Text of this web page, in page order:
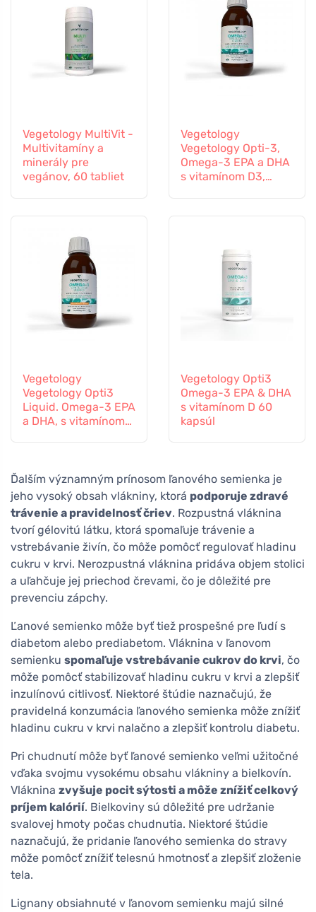
Vegetology MultiVit -
Multivitamíny a
minerály pre
vegánov, 60 tabliet
Vegetology
Vegetology Opti-3,
Omega-3 EPA a DHA
s vitamínom D3,
Vegetology
Vegetology Opti3
Liquid. Omega-3 EPA
a DHA, s vitamínom
Vegetology Opti3
Omega-3 EPA & DHA
s vitamínom D 60
kapsúl
Ďalším významným prínosom ľanového semienka je
jeho vysoký obsah vlákniny, ktorá podporuje zdravé
trávenie a pravidelnosť čriev. Rozpustná vláknina
tvorí gélovitú látku, ktorá spomaľuje trávenie a
vstrebávanie živín, čo môže pomôcť regulovať hladinu
cukru v krvi. Nerozpustná vláknina pridáva objem stolici
a uľahčuje jej priechod črevami, čo je dôležité pre
prevenciu zápchy.
Ľanové semienko môže byť tiež prospešné pre ľudí s
diabetom alebo prediabetom. Vláknina v ľanovom
semienku spomaľuje vstrebávanie cukrov do krvi, čo
môže pomôcť stabilizovať hladinu cukru v krvi a zlepšiť
inzulínovú citlivosť. Niektoré štúdie naznačujú, že
pravidelná konzumácia ľanového semienka môže znížiť
hladinu cukru v krvi nalačno a zlepšiť kontrolu diabetu.
Pri chudnutí môže byť ľanové semienko veľmi užitočné
vďaka svojmu vysokému obsahu vlákniny a bielkovín.
Vláknina zvyšuje pocit sýtosti a môže znížiť celkový
príjem kalórií. Bielkoviny sú dôležité pre udržanie
svalovej hmoty počas chudnutia. Niektoré štúdie
naznačujú, že pridanie ľanového semienka do stravy
môže pomôcť znížiť telesnú hmotnosť a zlepšiť zloženie
tela.
Lignany obsiahnuté v ľanovom semienku majú silné